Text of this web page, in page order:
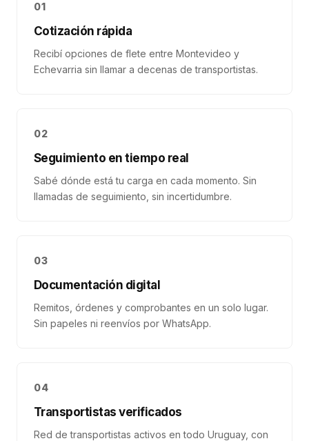
01
Cotización rápida
Recibí opciones de flete entre Montevideo y
Echevarria sin llamar a decenas de transportistas.
02
Seguimiento en tiempo real
Sabé dónde está tu carga en cada momento. Sin
llamadas de seguimiento, sin incertidumbre.
03
Documentación digital
Remitos, órdenes y comprobantes en un solo lugar.
Sin papeles ni reenvíos por WhatsApp.
04
Transportistas verificados
Red de transportistas activos en todo Uruguay, con